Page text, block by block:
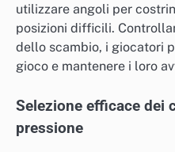
utilizzare angoli per
posizioni difficili.
dello scambio, i giocatori
gioco e mantenere i loro
Selezione efficace dei
pressione